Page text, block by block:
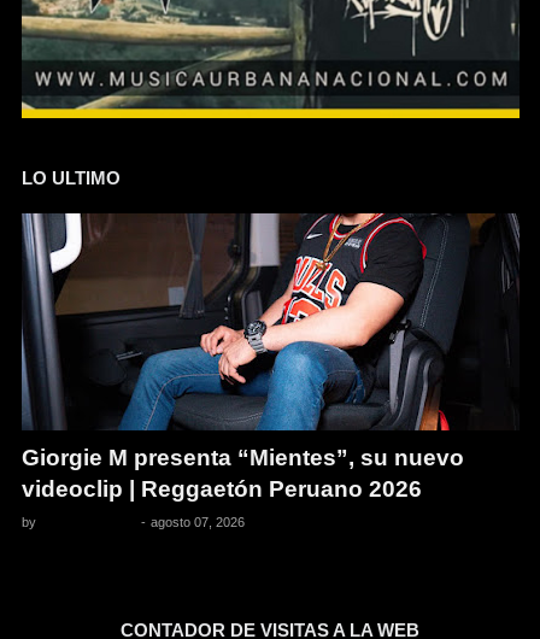
LO ULTIMO
Giorgie M presenta “Mientes”, su nuevo
videoclip | Reggaetón Peruano 2026
by - agosto 07, 2026
CONTADOR DE VISITAS A LA WEB